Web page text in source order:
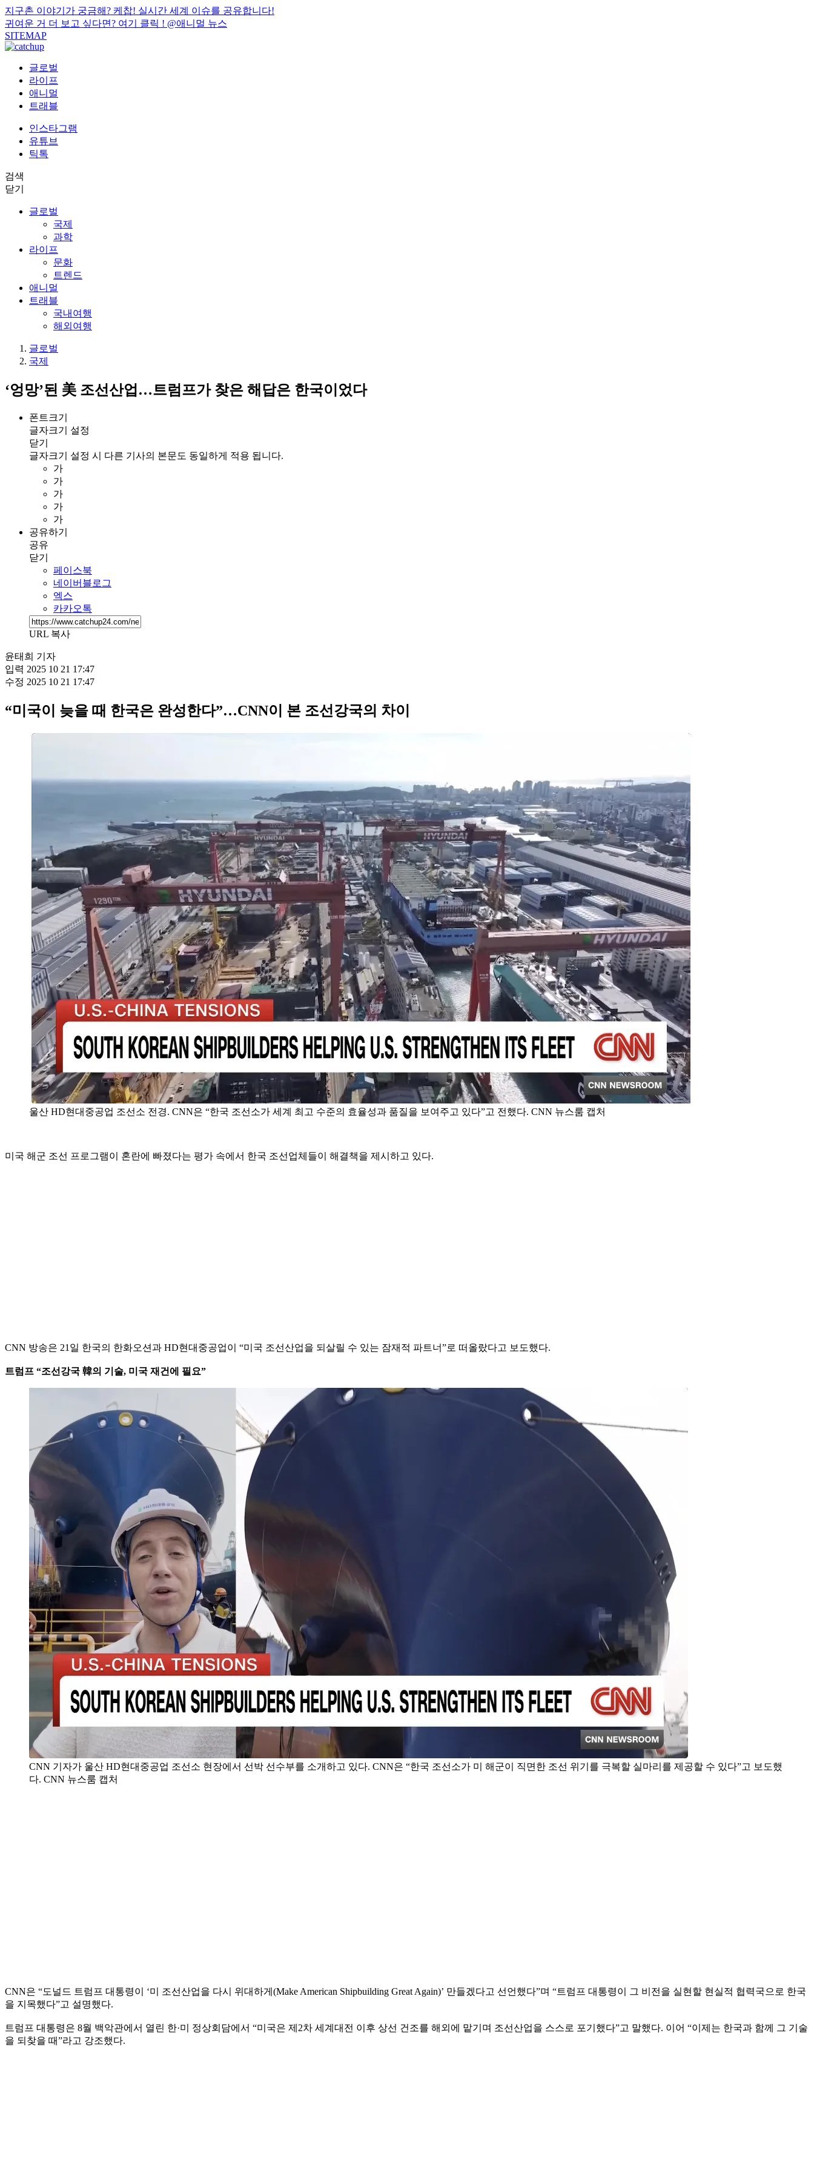
지구촌 이야기가 궁금해? 케찹! 실시간 세계 이슈를 공유합니다!
귀여운 거 더 보고 싶다면? 여기 클릭 ! @애니멀 뉴스
SITEMAP
글로벌
라이프
애니멀
트래블
인스타그램
유튜브
틱톡
검색
닫기
글로벌
국제
과학
라이프
문화
트렌드
애니멀
트래블
국내여행
해외여행
글로벌
국제
‘엉망’된 美 조선산업…트럼프가 찾은 해답은 한국이었다
폰트크기
글자크기 설정
닫기
글자크기 설정 시 다른 기사의 본문도 동일하게 적용 됩니다.
가
가
가
가
가
공유하기
공유
닫기
페이스북
네이버블로그
엑스
카카오톡
URL 복사
윤태희 기자
입력 2025 10 21 17:47
수정 2025 10 21 17:47
“미국이 늦을 때 한국은 완성한다”…CNN이 본 조선강국의 차이
울산 HD현대중공업 조선소 전경. CNN은 “한국 조선소가 세계 최고 수준의 효율성과 품질을 보여주고 있다”고 전했다. CNN 뉴스룸 캡처
미국 해군 조선 프로그램이 혼란에 빠졌다는 평가 속에서 한국 조선업체들이 해결책을 제시하고 있다.
CNN 방송은 21일 한국의 한화오션과 HD현대중공업이 “미국 조선산업을 되살릴 수 있는 잠재적 파트너”로 떠올랐다고 보도했다.
트럼프 “조선강국 韓의 기술, 미국 재건에 필요”
CNN 기자가 울산 HD현대중공업 조선소 현장에서 선박 선수부를 소개하고 있다. CNN은 “한국 조선소가 미 해군이 직면한 조선 위기를 극복할 실마리를 제공할 수 있다”고 보도했
다. CNN 뉴스룸 캡처
CNN은 “도널드 트럼프 대통령이 ‘미 조선산업을 다시 위대하게(Make American Shipbuilding Great Again)’ 만들겠다고 선언했다”며 “트럼프 대통령이 그 비전을 실현할 현실적 협력국으로 한국
을 지목했다”고 설명했다.
트럼프 대통령은 8월 백악관에서 열린 한·미 정상회담에서 “미국은 제2차 세계대전 이후 상선 건조를 해외에 맡기며 조선산업을 스스로 포기했다”고 말했다. 이어 “이제는 한국과 함께 그 기술
을 되찾을 때”라고 강조했다.